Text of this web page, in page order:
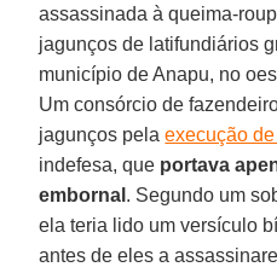
assassinada à queima-
jagunços de latifundiários
município de Anapu, no
Um consórcio de
jagunços pelaexecução
indefesa, que portava
embornal . Segundo um
ela teria lido um versículo
antes de eles a